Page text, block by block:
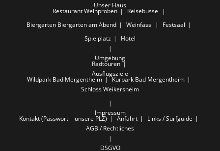
Unser Haus
Restaurant Weinproben
Reisebusse
Biergarten Biergarten am Abend Weinfass
Festsaal
Spielplatz
Hotel
Umgebung
Radtouren
Ausflugsziele
Wildpark Bad Mergentheim
Kurpark Bad Mergentheim
Schloss Weikersheim
Impressum
Kontakt (Passwort = unsere PLZ) Anfahrt
Links / Surfguide
AGB / Rechtliches
DSGVO